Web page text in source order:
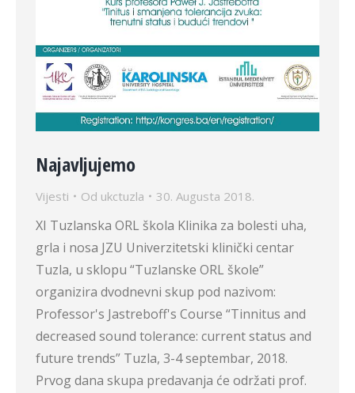
Najavljujemo
Vijesti Od ukctuzla 30. Augusta 2018.
XI Tuzlanska ORL škola Klinika za bolesti uha,
grla i nosa JZU Univerzitetski klinički centar
Tuzla, u sklopu “Tuzlanske ORL škole”
organizira dvodnevni skup pod nazivom:
Professor's Jastreboff's Course “Tinnitus and
decreased sound tolerance: current status and
future trends” Tuzla, 3-4 septembar, 2018.
Prvog dana skupa predavanja će održati prof.